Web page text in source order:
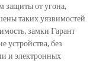
защиты от угона,
таких уязвимостей
замки Гарант
устройства, без
и электронных